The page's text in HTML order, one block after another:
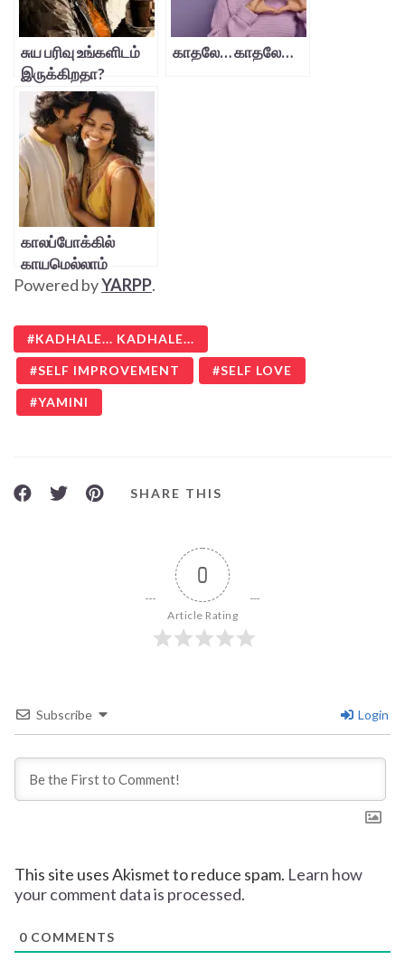
சுய பரிவு உங்களிடம்
இருக்கிறதா?
காதலே… காதலே…
காலப்போக்கில்
காயமெல்லாம்
மறைந்து போகும்
Powered byYARPP.
KADHALE... KADHALE...
SELF IMPROVEMENT SELF LOVE
YAMINI
SHARE THIS
0
Article Rating
Subscribe Login
This site uses Akismet to reduce spam. Learn how
your comment data is processed.
0 COMMENTS